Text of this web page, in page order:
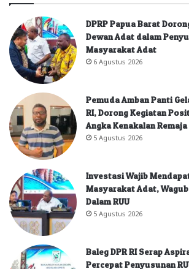
DPRP Papua Barat
Dewan Adat dalam
Masyarakat Adat
6 Agustus 2026
Pemuda Amban Panti
RI, Dorong Kegiatan
Angka Kenakalan Remaja
5 Agustus 2026
Investasi Wajib
Masyarakat Adat,
Dalam RUU
5 Agustus 2026
Baleg DPR RI Serap
Percepat Penyusunan